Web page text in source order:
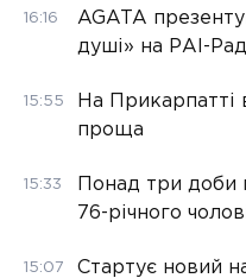
16:16
AGATA
душі» на РАІ-
15:55
На Прикарпатті
проща
15:33
Понад три доби
76-річного
15:07
Стартує новий